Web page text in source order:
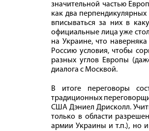
значительной частью
как два
вписываться за них в
официальные лица уже
на Украине, что
Россию условия, чтобы
разных углов Европы
диалога с Москвой.
В итоге переговоры
традиционных
США Дэниел Дрисколл.
только в области
армии Украины и т.п.), но